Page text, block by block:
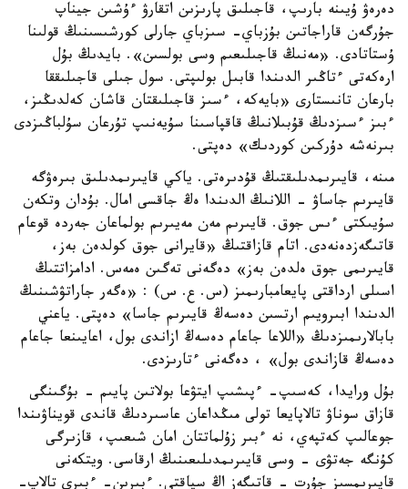
دەرەۋ ۇيىنە بارىپ، قاجىلىق پارىزىن اتقارۋ ءۇشىن جيناپ
جۇرگەن قاراجاتىن بۇزباي- سىزباي جارلى كورشىسىنىڭ قولىنا
ۇستاتادى. «مەنىڭ قاجىلىعىم وسى بولسىن». بايدىڭ بۇل
ارەكەتى ءتاڭىر الدىندا قابىل بولىپتى. سول جىلى قاجىلىققا
بارعان تانىستارى «بايەكە، ءسىز قاجىلىقتان قاشان كەلدىڭىز،
ءبىز ءسىزدىڭ قۇبىلانىڭ قاقپاسىنا سۇيەنىپ تۇرعان سۇلباڭىزدى
بىرنەشە دۇركىن كوردىك» دەپتى.
مىنە، قايىرىمدىلىقتىڭ قۇدىرەتى. ياكي قايىرىمدىلىق بىرەۋگە
قايىرىم جاساۋ - اللانىڭ الدىندا ەڭ جاقسى امال. بۇدان وتكەن
سۇيىكتى ءىس جوق. قايىرىم مەن مەيىرىم بولماعان جەردە قوعام
قاتىگەزدەنەدى. اتام قازاقتىڭ «قايرانى جوق كولدەن بەز،
قايىرىمى جوق ەلدەن بەز» دەگەنى تەگىن ەمەس. ادامزاتتىڭ
اسىلى ارداقتى پايعامبارىمىز (س. ع. س) : «ەگەر جاراتۋشىنىڭ
الدىندا ابىرويىم ارتسىن دەسەڭ قايىرىم جاسا» دەپتى. ياعني
بابالارىمىزدىڭ «اللاعا جاعام دەسەڭ ازاندى بول، اعايىنعا جاعام
دەسەڭ قازاندى بول» ، دەگەنى ءتارىزدى.
بۇل ورايدا، كەسىپ- ءپىشىپ ايتۋعا بولاتىن پايىم - بۇگىنگى
قازاق سوناۋ تالاپايعا تولى مىڭداعان عاسىردىڭ قاندى قويناۋىندا
جوعالىپ كەتپەي، نە ءبىر زۇلماتتان امان شىعىپ، قازىرگى
كۇنگە جەتۋى - وسى قايىرىمدىلىعىنىڭ ارقاسى. ويتكەنى